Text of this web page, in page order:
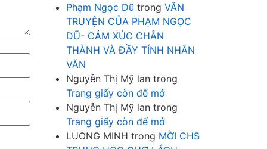
Phạm Ngọc Dũ trong VĂN
TRUYỆN CỦA PHẠM NGỌC
DŨ- CẢM XÚC CHÂN
THÀNH VÀ ĐẦY TÍNH NHÂN
VĂN
Nguyễn Thị Mỹ lan trong
Trang giấy còn để mở
Nguyễn Thị Mỹ lan trong
Trang giấy còn để mở
LUONG MINH trong MỜI CHS